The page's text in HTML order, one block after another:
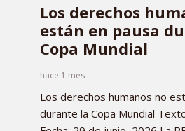
Los derechos
están en pausa
Copa Mundial
hace 1 mes
Los derechos humanos no
durante la Copa Mundial